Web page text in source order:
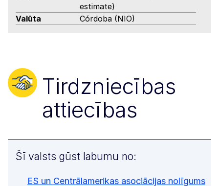
estimate)
Valūta
Córdoba (NIO)
Tirdzniecības
attiecības
Šī valsts gūst labumu no:
ES un Centrālamerikas asociācijas nolīgums